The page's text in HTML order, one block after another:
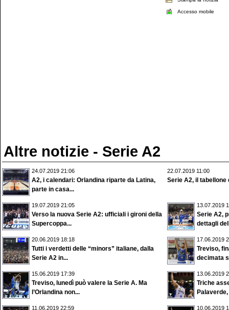
Accesso mobile
Altre notizie - Serie A2
24.07.2019 21:06
A2, i calendari: Orlandina riparte da Latina,
parte in casa...
22.07.2019 11:00
Serie A2, il tabellone
19.07.2019 21:05
Verso la nuova Serie A2: ufficiali i gironi della
Supercoppa...
13.07.2019
Serie A2,
dettagli
20.06.2019 18:18
Tutti i verdetti delle “minors” italiane, dalla
Serie A2 in...
17.06.2019
Treviso,
decimata
15.06.2019 17:39
Treviso, lunedì può valere la Serie A. Ma
l’Orlandina non...
13.06.2019
Triche
11.06.2019 22:59 10.06.2019